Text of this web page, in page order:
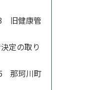
旧健康管
定の取り
那珂川町